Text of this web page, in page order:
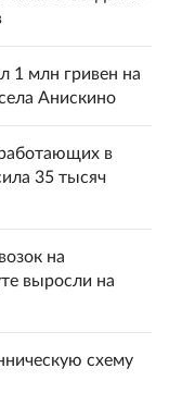
1 млн гривен на
Анискино
в
35 тысяч
на
выросли на
схему